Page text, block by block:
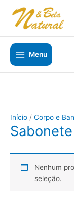
para
conteúdo
Menu
Início / Corpo e
Sabonete
Nenhum
seleção.